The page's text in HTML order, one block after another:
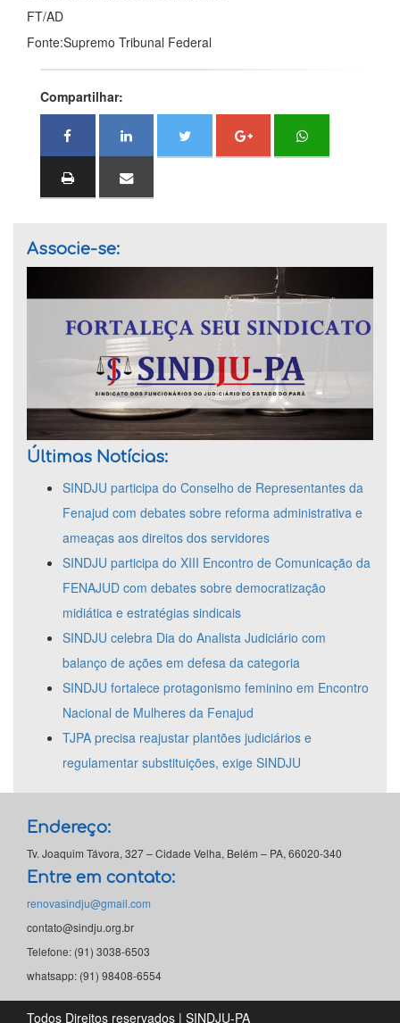
FT/AD
Fonte:Supremo Tribunal Federal
Compartilhar:
Associe-se:
Últimas Notícias:
SINDJU participa do Conselho de Representantes da
Fenajud com debates sobre reforma administrativa e
ameaças aos direitos dos servidores
SINDJU participa do XIII Encontro de Comunicação da
FENAJUD com debates sobre democratização
midiática e estratégias sindicais
SINDJU celebra Dia do Analista Judiciário com
balanço de ações em defesa da categoria
SINDJU fortalece protagonismo feminino em Encontro
Nacional de Mulheres da Fenajud
TJPA precisa reajustar plantões judiciários e
regulamentar substituições, exige SINDJU
Endereço:
Tv. Joaquim Távora, 327 – Cidade Velha, Belém – PA, 66020-340
Entre em contato:
renovasindju@gmail.com
contato@sindju.org.br
Telefone: (91) 3038-6503
whatsapp: (91) 98408-6554
Todos Direitos reservados | SINDJU-PA